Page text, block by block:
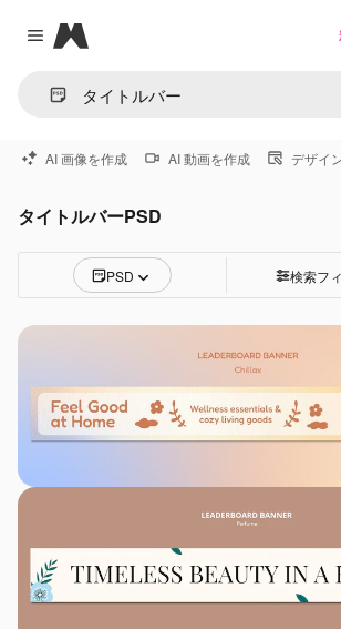
Close menu
Magnific
AI 画像を作成 AI 動画を作成 デザイ
タイトルバーPSD
PSD 検索フ